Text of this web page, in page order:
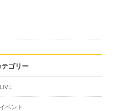
テゴリー
LIVE
イベント